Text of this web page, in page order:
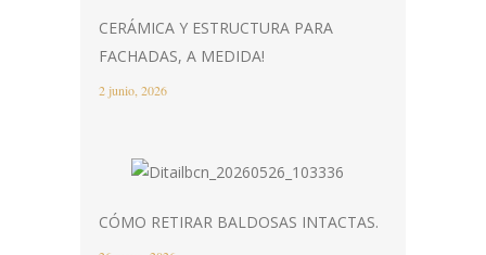
CERÁMICA Y ESTRUCTURA PARA
FACHADAS, A MEDIDA!
2 junio, 2026
CÓMO RETIRAR BALDOSAS INTACTAS.